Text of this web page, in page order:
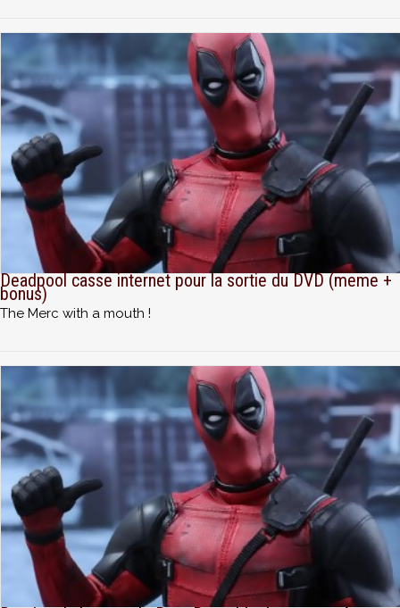
Deadpool casse internet pour la sortie du DVD (meme +
bonus)
The Merc with a mouth !